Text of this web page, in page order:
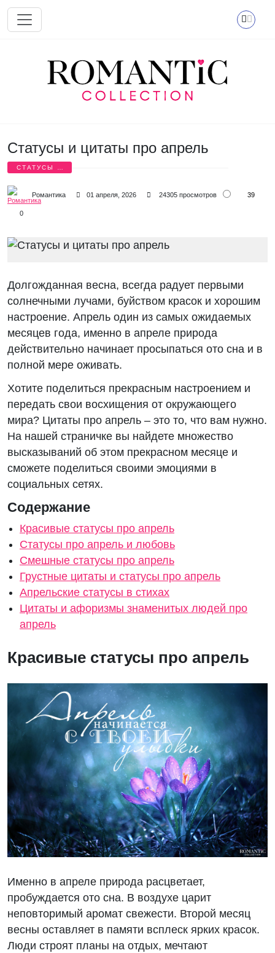
Перейти к основному содержанию
Статусы и цитаты про апрель
СТАТУСЫ И
Романтика 01 апреля, 2026 24305 просмотров 39
0
Долгожданная весна, всегда радует первыми
солнечными лучами, буйством красок и хорошим
настроение. Апрель один из самых ожидаемых
месяцев года, именно в апреле природа
действительно начинает просыпаться ото сна и в
полной мере оживать.
Хотите поделиться прекрасным настроением и
передать свои восхищения от окружающего
мира? Цитаты про апрель – это то, что вам нужно.
На нашей страничке вы найдете множество
высказываний об этом прекрасном месяце и
сможете поделиться своими эмоциями в
социальных сетях.
Содержание
Красивые статусы про апрель
Статусы про апрель и любовь
Смешные статусы про апрель
Грустные цитаты и статусы про апрель
Апрельские статусы в стихах
Цитаты и афоризмы знаменитых людей про
апрель
Красивые статусы про апрель
Именно в апреле природа расцветает,
пробуждается ото сна. В воздухе царит
неповторимый аромат свежести. Второй месяц
весны оставляет в памяти всплеск ярких красок.
Люди строят планы на отдых, мечтают